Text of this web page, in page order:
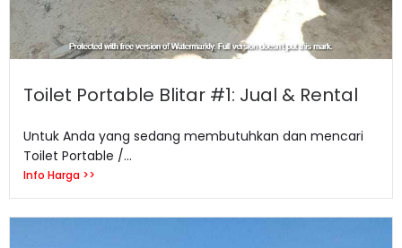
Toilet Portable Blitar #1: Jual & Rental
Untuk Anda yang sedang membutuhkan dan mencari
Toilet Portable /...
Info Harga >>